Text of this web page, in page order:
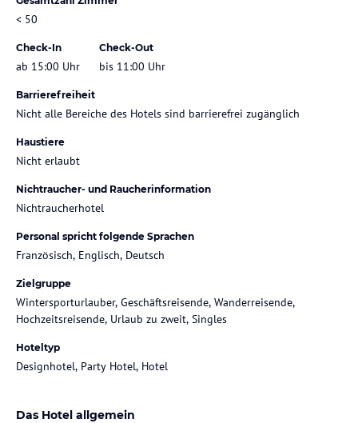
< 50
Check-In
ab 15:00 Uhr
Check-Out
bis 11:00 Uhr
Barrierefreiheit
Nicht alle Bereiche des Hotels sind barrierefrei zugänglich
Haustiere
Nicht erlaubt
Nichtraucher- und Raucherinformation
Nichtraucherhotel
Personal spricht folgende Sprachen
Französisch, Englisch, Deutsch
Zielgruppe
Wintersporturlauber, Geschäftsreisende, Wanderreisende,
Hochzeitsreisende, Urlaub zu zweit, Singles
Hoteltyp
Designhotel, Party Hotel, Hotel
Das Hotel allgemein